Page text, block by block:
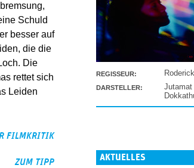
Schuld
besser auf
die die
Die
rettet sich
Leiden
FILMKRITIK
ZUM TIPP
REGISSEUR:
DARSTELLER: Jutamat
AKTUELLES